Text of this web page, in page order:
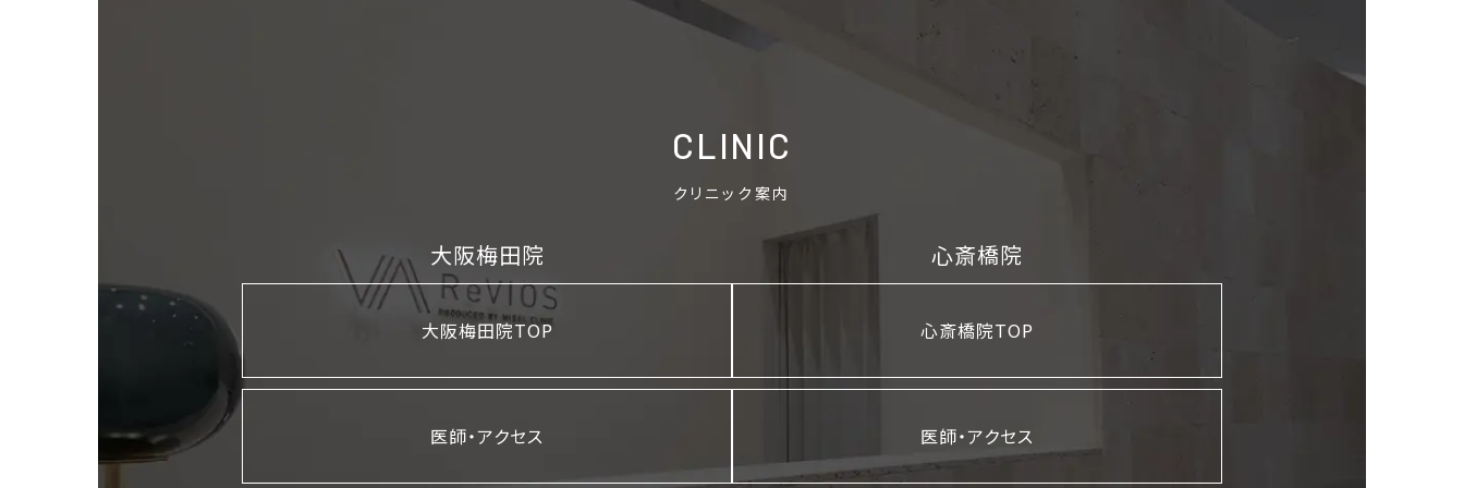
CLINIC
クリニック案内
大阪梅田院
大阪梅田院TOP
医師・アクセス
心斎橋院
心斎橋院TOP
医師・アクセス